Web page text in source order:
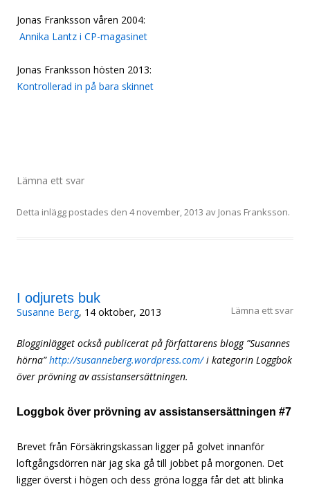
Jonas Franksson våren 2004:
Annika Lantz i CP-magasinet
Jonas Franksson hösten 2013:
Kontrollerad in på bara skinnet
Lämna ett svar
Detta inlägg postades den 4 november, 2013 av Jonas Franksson.
I odjurets buk
Susanne Berg, 14 oktober, 2013 Lämna ett svar
Blogginlägget också publicerat på författarens blogg ”Susannes
hörna”http://susanneberg.wordpress.com/i kategorin Loggbok
över prövning av assistansersättningen.
Loggbok över prövning av assistansersättningen #7
Brevet från Försäkringskassan ligger på golvet innanför
loftgångsdörren när jag ska gå till jobbet på morgonen. Det
ligger överst i högen och dess gröna logga får det att blinka